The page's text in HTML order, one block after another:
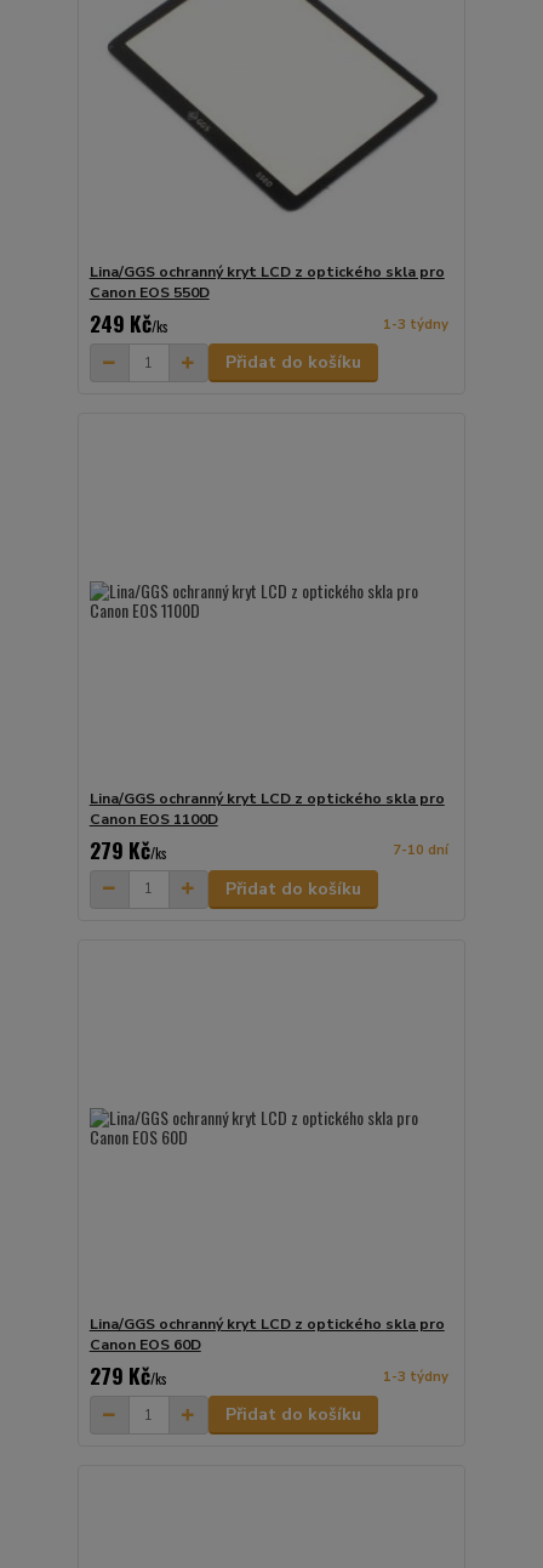
Lina/GGS ochranný kryt LCD z optického skla pro
Canon EOS 550D
249 Kč/ks 1-3 týdny
Přidat do košíku
Lina/GGS ochranný kryt LCD z optického skla pro
Canon EOS 1100D
279 Kč/ks 7-10 dní
Přidat do košíku
Lina/GGS ochranný kryt LCD z optického skla pro
Canon EOS 60D
279 Kč/ks 1-3 týdny
Přidat do košíku